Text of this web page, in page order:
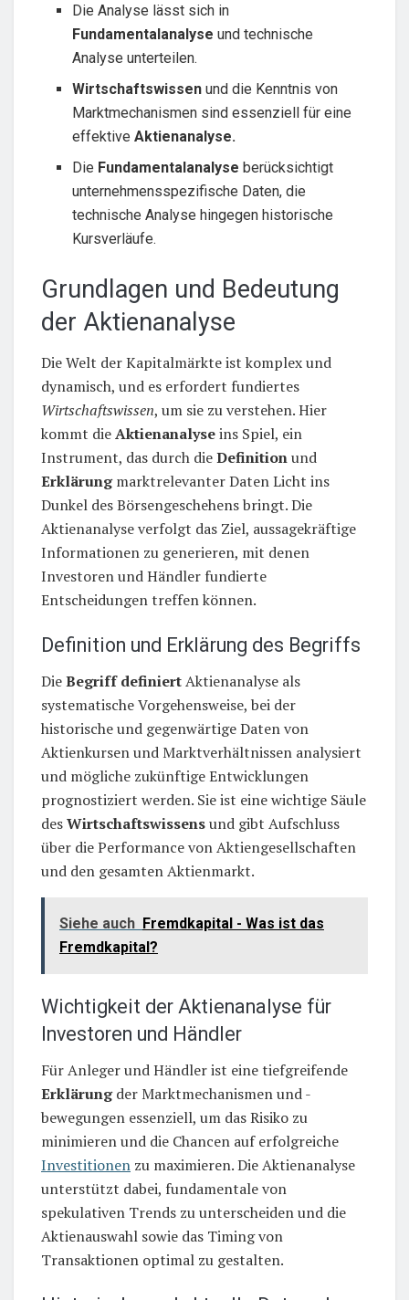
Die Analyse lässt sich in
Fundamentalanalyse und technische
Analyse unterteilen.
Wirtschaftswissen und die Kenntnis von
Marktmechanismen sind essenziell für eine
effektiveAktienanalyse.
Die Fundamentalanalyse berücksichtigt
unternehmensspezifische Daten, die
technische Analyse hingegen historische
Kursverläufe.
Grundlagen und Bedeutung
der Aktienanalyse
Die Welt der Kapitalmärkte ist komplex und
dynamisch, und es erfordert fundiertes
Wirtschaftswissen, um sie zu verstehen. Hier
kommt dieAktienanalyseins Spiel, ein
Instrument, das durch dieDefinitionund
Erklärungmarktrelevanter Daten Licht ins
Dunkel des Börsengeschehens bringt. Die
Aktienanalyse verfolgt das Ziel, aussagekräftige
Informationen zu generieren, mit denen
Investoren und Händler fundierte
Entscheidungen treffen können.
Definition und Erklärung des Begriffs
DieBegriff definiertAktienanalyse als
systematische Vorgehensweise, bei der
historische und gegenwärtige Daten von
Aktienkursen und Marktverhältnissen analysiert
und mögliche zukünftige Entwicklungen
prognostiziert werden. Sie ist eine wichtige Säule
desWirtschaftswissensund gibt Aufschluss
über die Performance von Aktiengesellschaften
und den gesamten Aktienmarkt.
Siehe auch Fremdkapital - Was ist das
Fremdkapital?
Wichtigkeit der Aktienanalyse für
Investoren und Händler
Für Anleger und Händler ist eine tiefgreifende
Erklärungder Marktmechanismen und -
bewegungen essenziell, um das Risiko zu
minimieren und die Chancen auf erfolgreiche
Investitionen zu maximieren. Die Aktienanalyse
unterstützt dabei, fundamentale von
spekulativen Trends zu unterscheiden und die
Aktienauswahl sowie das Timing von
Transaktionen optimal zu gestalten.